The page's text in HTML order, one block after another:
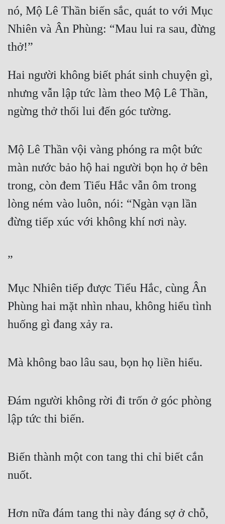
nó, Mộ Lê Thần biến sắc, quát to với Mục
Nhiên và Ân Phùng: “Mau lui ra sau, đừng
thở!”
Hai người không biết phát sinh chuyện gì,
nhưng vẫn lập tức làm theo Mộ Lê Thần,
ngừng thở thối lui đến góc tường.
Mộ Lê Thần vội vàng phóng ra một bức
màn nước bảo hộ hai người bọn họ ở bên
trong, còn đem Tiểu Hắc vẫn ôm trong
lòng ném vào luôn, nói: “Ngàn vạn lần
đừng tiếp xúc với không khí nơi này.
”
Mục Nhiên tiếp được Tiểu Hắc, cùng Ân
Phùng hai mặt nhìn nhau, không hiểu tình
huống gì đang xảy ra.
Mà không bao lâu sau, bọn họ liền hiểu.
Đám người không rời đi trốn ở góc phòng
lập tức thi biến.
Biến thành một con tang thi chỉ biết cắn
nuốt.
Hơn nữa đám tang thi này đáng sợ ở chỗ,